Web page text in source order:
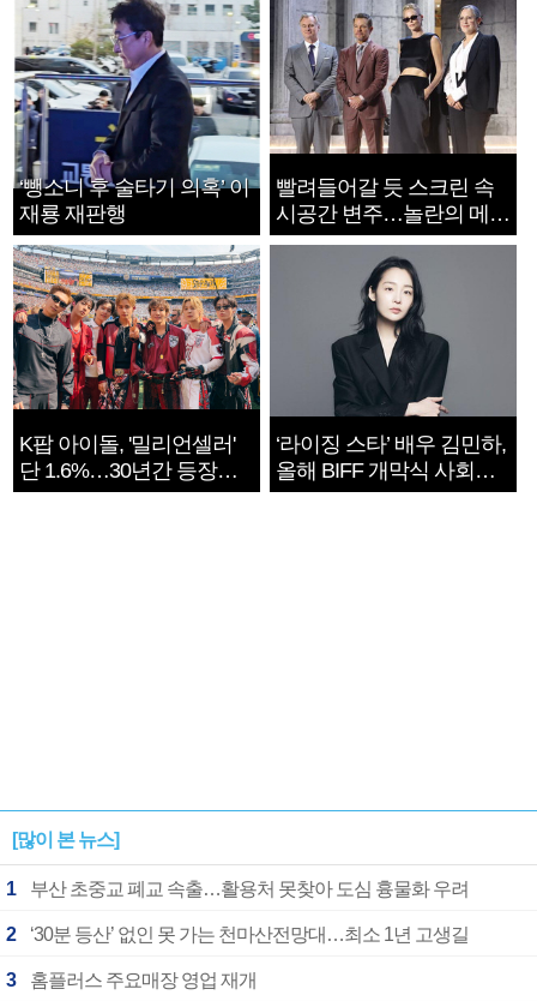
‘뺑소니 후 술타기 의혹’ 이
재룡 재판행
빨려들어갈 듯 스크린 속
시공간 변주…놀란의 메시
지는 ‘전쟁 속죄’
K팝 아이돌, '밀리언셀러'
단 1.6%…30년간 등장
1182개팀 전수조사
‘라이징 스타’ 배우 김민하,
올해 BIFF 개막식 사회자
확정
[많이 본 뉴스]
1 부산 초중교 폐교 속출…활용처 못찾아 도심 흉물화 우려
2 ‘30분 등산’ 없인 못 가는 천마산전망대…최소 1년 고생길
3 홈플러스 주요매장 영업 재개